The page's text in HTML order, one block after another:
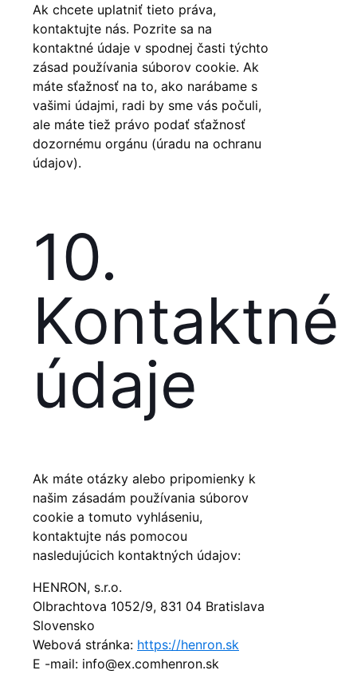
Ak chcete uplatniť tieto práva,
kontaktujte nás. Pozrite sa na
kontaktné údaje v spodnej časti týchto
zásad používania súborov cookie. Ak
máte sťažnosť na to, ako narábame s
vašimi údajmi, radi by sme vás počuli,
ale máte tiež právo podať sťažnosť
dozornému orgánu (úradu na ochranu
údajov).
10.
Kontaktné
údaje
Ak máte otázky alebo pripomienky k
našim zásadám používania súborov
cookie a tomuto vyhláseniu,
kontaktujte nás pomocou
nasledujúcich kontaktných údajov:
HENRON, s.r.o.
Olbrachtova 1052/9, 831 04 Bratislava
Slovensko
Webová stránka: https://henron.sk
E -mail: info@ex.comhenron.sk